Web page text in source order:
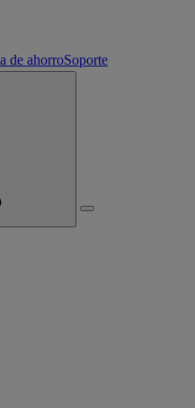
de ahorroSoporte